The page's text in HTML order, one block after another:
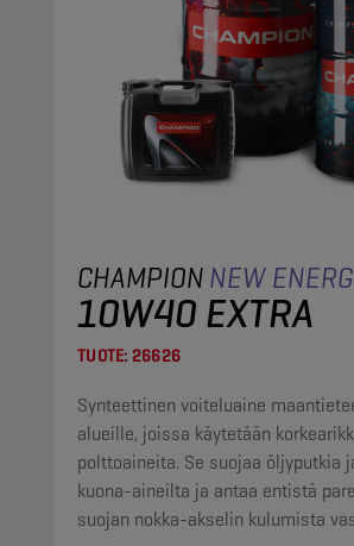
CHAMPIONNEW
10W40 EXTRA
TUOTE: 26626
Synteettinen voiteluaine
alueille, joissa käytetään
polttoaineita. Se suojaa öljyputkia
kuona-aineilta ja antaa entistä
suojan nokka-akselin kulumista